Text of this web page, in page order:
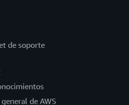
de soporte
de AWS